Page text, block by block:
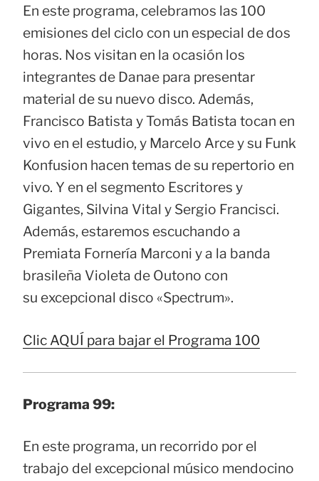
En este programa, celebramos las 100
emisiones del ciclo con un especial de dos
horas. Nos visitan en la ocasión los
integrantes de Danae para presentar
material de su nuevo disco. Además,
Francisco Batista y Tomás Batista tocan en
vivo en el estudio, y Marcelo Arce y su Funk
Konfusion hacen temas de su repertorio en
vivo. Y en el segmento Escritores y
Gigantes, Silvina Vital y Sergio Francisci.
Además, estaremos escuchando a
Premiata Fornería Marconi y a la banda
brasileña Violeta de Outono con
su excepcional disco «Spectrum».
Clic AQUÍ para bajar el Programa 100
Programa 99:
En este programa, un recorrido por el
trabajo del excepcional músico mendocino